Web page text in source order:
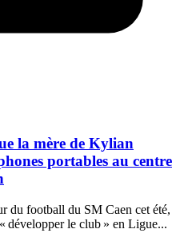
la mère de Kylian
portables au centre
du football du SM Caen cet été,
développer le club » en Ligue...